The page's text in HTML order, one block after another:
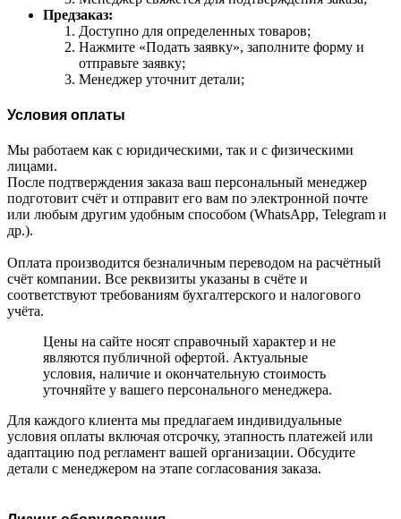
Предзаказ:
Доступно для определенных товаров;
Нажмите «Подать заявку», заполните форму и
отправьте заявку;
Менеджер уточнит детали;
Условия оплаты
Мы работаем как с юридическими, так и с физическими
лицами.
После подтверждения заказа ваш персональный менеджер
подготовит счёт и отправит его вам по электронной почте
или любым другим удобным способом (WhatsApp, Telegram и
др.).
Оплата производится безналичным переводом на расчётный
счёт компании. Все реквизиты указаны в счёте и
соответствуют требованиям бухгалтерского и налогового
учёта.
Цены на сайте носят справочный характер и не
являются публичной офертой. Актуальные
условия, наличие и окончательную стоимость
уточняйте у вашего персонального менеджера.
Для каждого клиента мы предлагаем индивидуальные
условия оплаты включая отсрочку, этапность платежей или
адаптацию под регламент вашей организации. Обсудите
детали с менеджером на этапе согласования заказа.